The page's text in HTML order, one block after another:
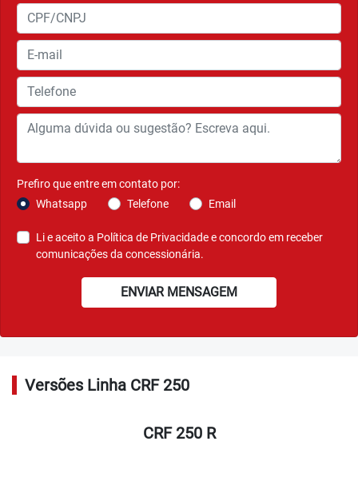
Prefiro que entre em contato por:
Whatsapp
Telefone Email
Li e aceito a Política de Privacidadee concordo em receber
comunicações da concessionária.
ENVIAR MENSAGEM
Versões Linha CRF 250
CRF 250 R